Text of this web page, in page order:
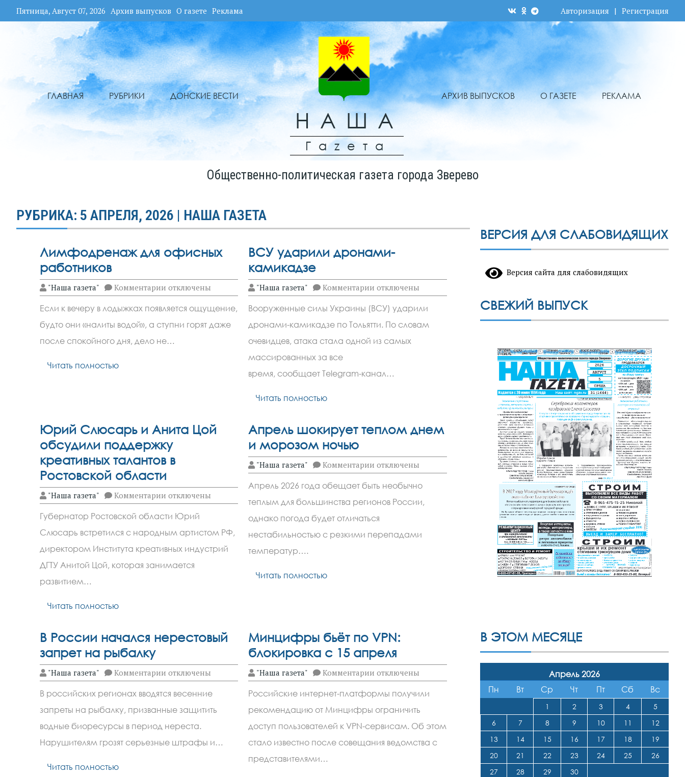
Пятница, Август 07, 2026 Архив выпусков О газете Реклама Авторизация | Регистрация
ГЛАВНАЯ РУБРИКИ ДОНСКИЕ ВЕСТИ
НАША
Гаzета
АРХИВ ВЫПУСКОВ О ГАЗЕТЕ РЕКЛАМА
Общественно-политическая газета города Зверево
РУБРИКА: 5 АПРЕЛЯ, 2026 | НАША ГАЗЕТА
Лимфодренаж для офисных
работников
"Наша газета" Комментариик
записи
для
офисных
работников
отключены
Если к вечеру в лодыжках появляется ощущение,
будто они «налиты водой», а ступни горят даже
после спокойного дня, дело не…
Читать полностью
ВСУ ударили дронами-
камикадзе
"Наша газета" Комментарии к
записи
ВСУ
ударили
дронами-
камикадзе
отключены
Вооруженные силы Украины (ВСУ) ударили
дронами-камикадзе по Тольятти. По словам
очевидцев, атака стала одной из самых
массированных за все
время, сообщает Telegram-канал…
Читать полностью
Юрий Слюсарь и Анита Цой
обсудили поддержку
креативных талантов в
Ростовской области
"Наша газета" Комментариик
записи
Юрий
Слюсарь
и
Анита
Цой
обсудили
поддержку
отключены
Губернатор Ростовской области Юрий
Слюсарь встретился с народным артистом РФ,
директором Института креативных индустрий
ДГТУ Анитой Цой, которая занимается
развитием…
Читать полностью
Апрель шокирует теплом днем
и морозом ночью
"Наша газета" Комментарии к
записи
Апрель
шокирует
теплом
днем
и
морозом
ночью
отключены
Апрель 2026 года обещает быть необычно
теплым для большинства регионов России,
однако погода будет отличаться
нестабильностью с резкими перепадами
температур….
Читать полностью
В России начался нерестовый
запрет на рыбалку
"Наша газета" Комментариик
записи
России
начался
нерестовый
запрет
на
рыбалку
отключены
В российских регионах вводятся весенние
запреты на рыбалку, призванные защитить
водные биоресурсы в период нереста.
Нарушителям грозят серьезные штрафы и…
Читать полностью
Минцифры бьёт по VPN:
блокировка с 15 апреля
"Наша газета" Комментарии к
записи
бьёт
по
VPN:
блокировка
с
15
апреля
отключены
Российские интернет-платформы получили
рекомендацию от Минцифры ограничить
доступ пользователей к VPN-сервисам. Об этом
стало известно после совещания ведомства с
представителями…
ВЕРСИЯ ДЛЯ СЛАБОВИДЯЩИХ
Версия сайта для слабовидящих
СВЕЖИЙ ВЫПУСК
В ЭТОМ МЕСЯЦЕ
Апрель 2026
Пн
Вт Ср Чт Пт Сб Вс
1 2 3 4
5
6
7 8 9 10 11
12
13
14 15 16 17 18
19
20
21 22 23 24 25
26
27
28 29 30